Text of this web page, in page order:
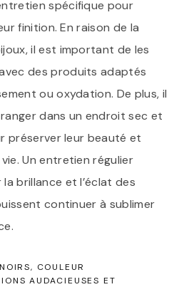
spécifique pour
finition. En raison de la
il est important de les
des produits adaptés
ou oxydation. De plus, il
dans un endroit sec et
préserver leur beauté et
Un entretien régulier
brillance et l’éclat des
continuer à sublimer
COULEUR
AUDACIEUSES ET